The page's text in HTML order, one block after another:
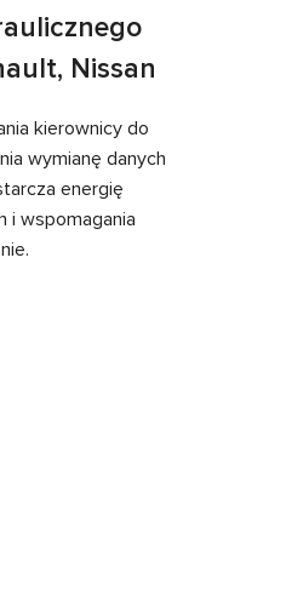
Nissan
kierownicy do
wymianę danych
energię
i wspomagania